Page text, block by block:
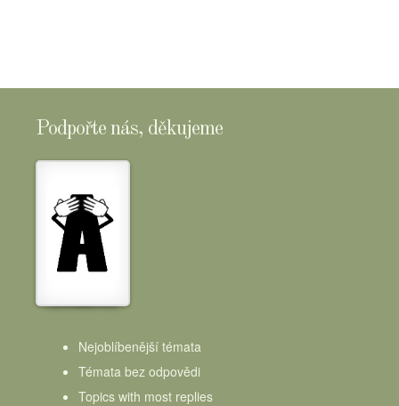
Podpořte nás, děkujeme
Nejoblíbenější témata
Témata bez odpovědi
Topics with most replies